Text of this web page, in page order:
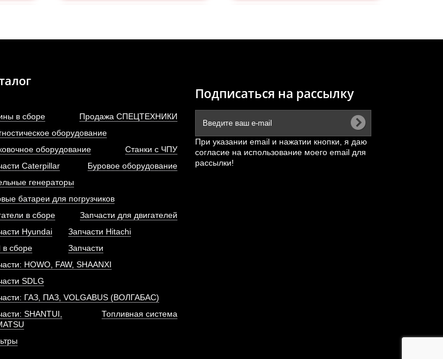
Фильтр (элемент, 2 шт)
топливный грубой очистки...
АРТИКУЛ: CX0813-A2-A3,
ПОД ЗАКАЗ
в сборе Запчасти для двигателей
сборе
Hyundai
Запчасти Hitachi
Запчасти
SDLG
SHANTUI,
HOWO, FAW, SHAANXI
ГАЗ, ПАЗ, VOLGABUS (ВОЛГАБАС)
Топливная система
в сборе
Продажа СПЕЦТЕХНИКИ
оборудование
оборудование
Станки с ЧПУ
Caterpillar
Буровое оборудование
генераторы
батареи для погрузчиков
Подписаться на рассылку
При указании email и нажатии кнопки, я даю
согласие на использование моего email для
рассылки!